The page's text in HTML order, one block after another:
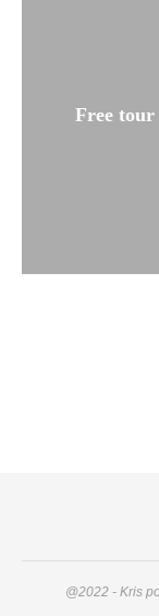
Free tour
@2022 - Kris